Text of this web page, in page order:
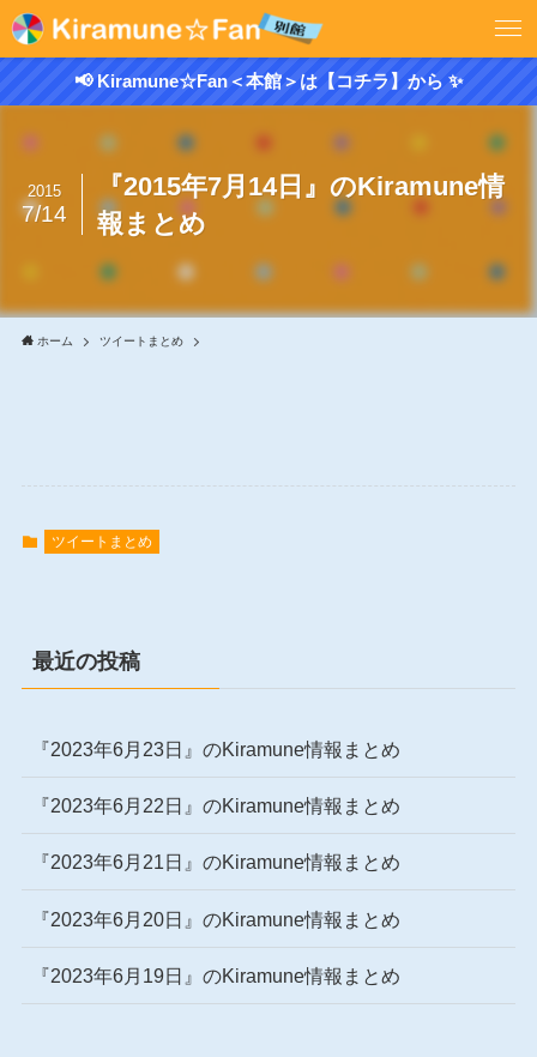
📢 Kiramune☆Fan＜本館＞は【コチラ】から ✨
『2015年7月14日』のKiramune情
報まとめ
2015
7/14
ホーム ツイートまとめ
ツイートまとめ
最近の投稿
『2023年6月23日』のKiramune情報まとめ
『2023年6月22日』のKiramune情報まとめ
『2023年6月21日』のKiramune情報まとめ
『2023年6月20日』のKiramune情報まとめ
『2023年6月19日』のKiramune情報まとめ